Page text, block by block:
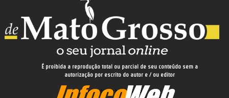
É proibida a reprodução total ou parcial de seu conteúdo sem a
autorização por escrito do autor e / ou editor
desenvolvido e hospedado por